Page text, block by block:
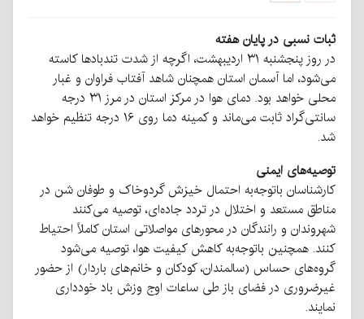
ثبات نسبی در پایان هفته
در روز پنجشنبه ۳۱ اردیبهشت، اگرچه از شدت تندبادها کاسته
می‌شود، اما آسمان استان همچنان شاهد آفتاب فراوان و غبار
محلی خواهد بود. دمای هوا در مرکز استان در مرز ۳۱ درجه
سانتی‌گراد ثابت می‌ماند و کمینه دما روی ۱۶ درجه تنظیم خواهد
شد.
توصیه‌های ایمنی
کارشناسان باتوجه‌به احتمال خیزش گردوخاک و طوفان شن در
مناطق مستعد و اختلال در تردد جاده‌ای، توصیه می‌کنند
شهروندان و رانندگان در محورهای مواصلاتی استان کاملاً احتیاط
کنند. همچنین باتوجه‌به کاهش کیفیت هوا، توصیه می‌شود
گروه‌های حساس (سالمندان، کودکان و خانم‌های باردار) از حضور
غیرضروری در فضای باز طی ساعات اوج وزش باد خودداری
نمایند.